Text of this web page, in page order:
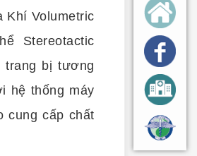
Khí Volumetric
Stereotactic
trang bị tương
hệ thống máy
cung cấp chất